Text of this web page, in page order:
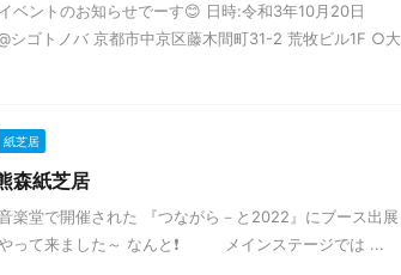
ベントのお知らせでーす😊 日時:令和3年10月20日
シゴトノバ 京都市中京区藤木間町31-2 荒牧ビル1F ○大
紙芝居
森紙芝居
堂で開催された 『つながら－と2022』にブース出展
やって来ました～ なんと❗️ メインステージでは ...